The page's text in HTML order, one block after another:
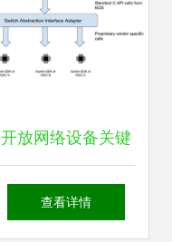
开放网络设备关键
使能技术与网络技
查看详情